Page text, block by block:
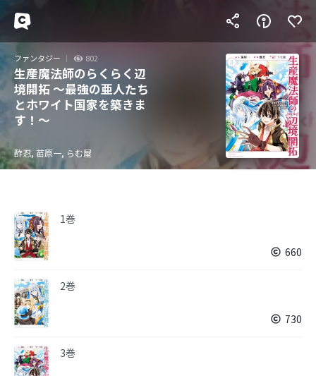
ファンタジー 802
生産魔法師のらくらく辺
境開拓 ～最強の亜人たち
とホワイト国家を築きま
す！～
酢忍, 苗原一, らむ屋
1巻
660
2巻
730
3巻